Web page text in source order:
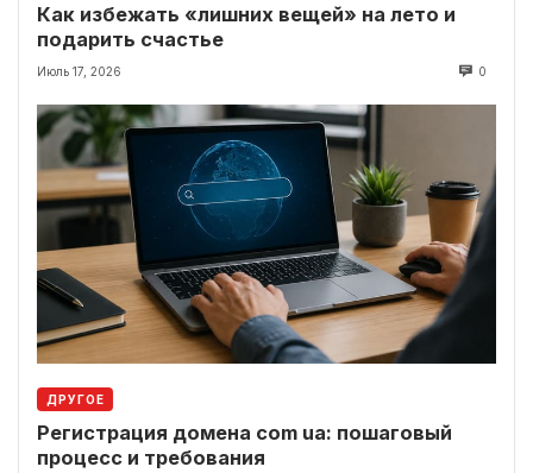
Как избежать «лишних вещей» на лето и
подарить счастье
Июль 17, 2026 0
ДРУГОЕ
Регистрация домена com ua: пошаговый
процесс и требования